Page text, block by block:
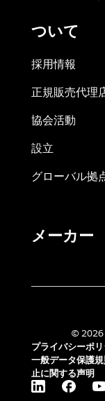
ついて
採用情報
正規販売代理
協会活動
設立
グローバル拠
メーカー
© 2026
プライバシーポ
一般データ保護規
止に関する声明